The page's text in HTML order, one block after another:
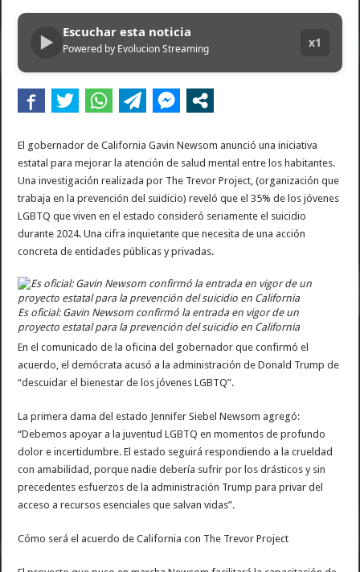
▶ Escuchar esta noticia
Powered by Evolucion Streaming x1
El gobernador de California Gavin Newsom anunció una iniciativa
estatal para mejorar la atención de salud mental entre los habitantes.
Una investigación realizada por The Trevor Project, (organización que
trabaja en la prevención del suidicio) reveló que el 35% de los jóvenes
LGBTQ que viven en el estado consideró seriamente el suicidio
durante 2024. Una cifra inquietante que necesita de una acción
concreta de entidades públicas y privadas.
Es oficial: Gavin Newsom confirmó la entrada en vigor de un
proyecto estatal para la prevención del suicidio en California
En el comunicado de la oficina del gobernador que confirmó el
acuerdo, el demócrata acusó a la administración de Donald Trump de
“descuidar el bienestar de los jóvenes LGBTQ”.
La primera dama del estado Jennifer Siebel Newsom agregó:
“Debemos apoyar a la juventud LGBTQ en momentos de profundo
dolor e incertidumbre. El estado seguirá respondiendo a la crueldad
con amabilidad, porque nadie debería sufrir por los drásticos y sin
precedentes esfuerzos de la administración Trump para privar del
acceso a recursos esenciales que salvan vidas”.
Cómo será el acuerdo de California con The Trevor Project